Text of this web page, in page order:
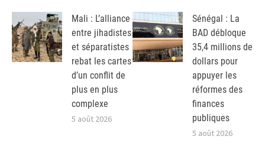
Mali : L’alliance
entre jihadistes
et séparatistes
rebat les cartes
d’un conflit de
plus en plus
complexe
5 août 2026
Sénégal : La
BAD débloque
35,4 millions de
dollars pour
appuyer les
réformes des
finances
publiques
5 août 2026